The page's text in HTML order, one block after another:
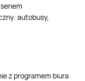
autobusy,
z programem biura